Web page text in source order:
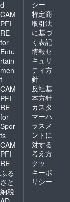
d
CAM
PFI
RE
for
Ente
rtain
men
t
CAM
PFI
RE
for
Spor
ts
CAM
PFI
RE
ふる
さと
納税
シー
特定商
取引法
に基づ
く表記
情報セ
キュリ
ティ方
針
反社基
本方針
カスタ
マーハ
ラスメ
ントに
対する
考え方
クッ
キーポ
リシー